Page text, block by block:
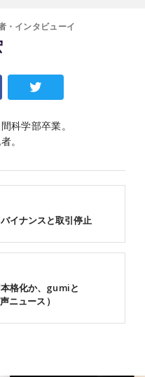
・インタビューイ
科学部卒業。
。
格化か、gumiと
ニュース）
イナンスと取引停止